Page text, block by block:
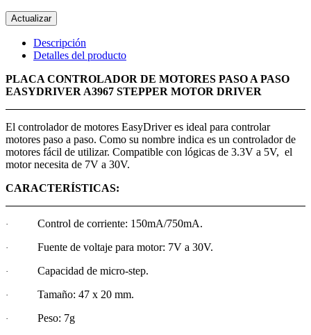
Descripción
Detalles del producto
PLACA CONTROLADOR DE MOTORES PASO A PASO
EASYDRIVER A3967 STEPPER MOTOR DRIVER
El controlador de motores EasyDriver es ideal para controlar
motores paso a paso. Como su nombre indica es un controlador de
motores fácil de utilizar. Compatible con lógicas de 3.3V a 5V, el
motor necesita de 7V a 30V.
CARACTERÍSTICAS:
· Control de corriente: 150mA/750mA.
· Fuente de voltaje para motor: 7V a 30V.
· Capacidad de micro-step.
· Tamaño: 47 x 20 mm.
· Peso: 7g